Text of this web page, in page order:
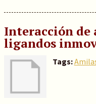
Interacción de
ligandos
Tags: